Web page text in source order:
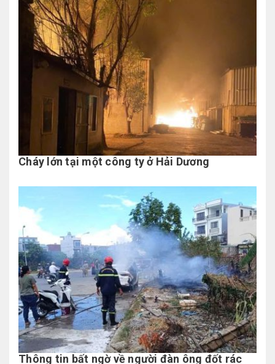
Cháy lớn tại một công ty ở Hải Dương
Thông tin bất ngờ về người đàn ông đốt rác